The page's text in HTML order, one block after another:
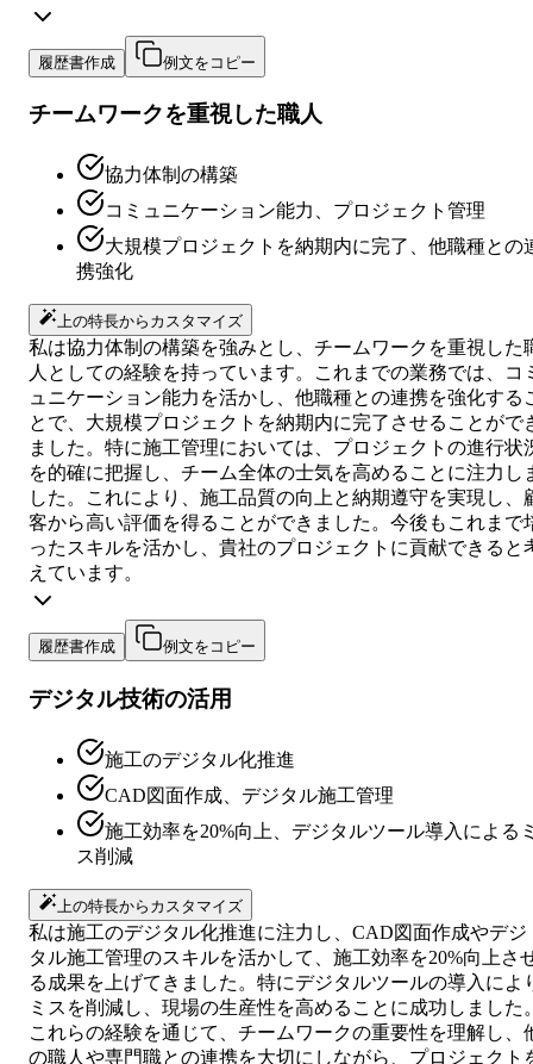
履歴書作成 例文をコピー
チームワークを重視した職人
協力体制の構築
コミュニケーション能力、プロジェクト管理
大規模プロジェクトを納期内に完了、他職種との
携強化
上の特長からカスタマイズ
私は協力体制の構築を強みとし、チームワークを重視した
人としての経験を持っています。これまでの業務では、コ
ュニケーション能力を活かし、他職種との連携を強化する
とで、大規模プロジェクトを納期内に完了させることがで
ました。特に施工管理においては、プロジェクトの進行状
を的確に把握し、チーム全体の士気を高めることに注力し
した。これにより、施工品質の向上と納期遵守を実現し、
客から高い評価を得ることができました。今後もこれまで
ったスキルを活かし、貴社のプロジェクトに貢献できると
えています。
履歴書作成 例文をコピー
デジタル技術の活用
施工のデジタル化推進
CAD図面作成、デジタル施工管理
施工効率を20%向上、デジタルツール導入による
ス削減
上の特長からカスタマイズ
私は施工のデジタル化推進に注力し、CAD図面作成やデジ
タル施工管理のスキルを活かして、施工効率を20%向上さ
る成果を上げてきました。特にデジタルツールの導入によ
ミスを削減し、現場の生産性を高めることに成功しました
これらの経験を通じて、チームワークの重要性を理解し、
の職人や専門職との連携を大切にしながら、プロジェクト